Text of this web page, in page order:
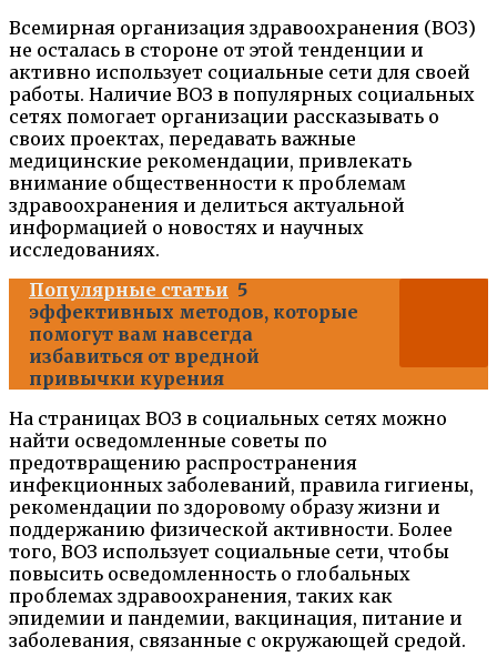
Всемирная организация здравоохранения (ВОЗ)
не осталась в стороне от этой тенденции и
активно использует социальные сети для своей
работы. Наличие ВОЗ в популярных социальных
сетях помогает организации рассказывать о
своих проектах, передавать важные
медицинские рекомендации, привлекать
внимание общественности к проблемам
здравоохранения и делиться актуальной
информацией о новостях и научных
исследованиях.
Популярные статьи 5
эффективных методов, которые
помогут вам навсегда
избавиться от вредной
привычки курения
На страницах ВОЗ в социальных сетях можно
найти осведомленные советы по
предотвращению распространения
инфекционных заболеваний, правила гигиены,
рекомендации по здоровому образу жизни и
поддержанию физической активности. Более
того, ВОЗ использует социальные сети, чтобы
повысить осведомленность о глобальных
проблемах здравоохранения, таких как
эпидемии и пандемии, вакцинация, питание и
заболевания, связанные с окружающей средой.